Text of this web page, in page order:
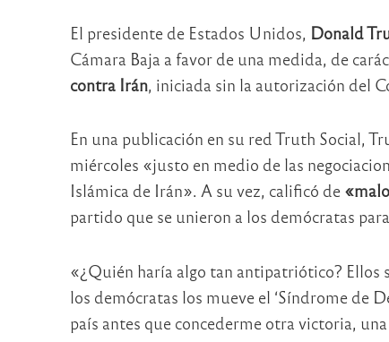
El presidente de Estados Unidos, Donald
Cámara Baja a favor de una medida, de
contra Irán, iniciada sin la autorización del
En una publicación en su red Truth Social,
miércoles «justo en medio de las
Islámica de Irán». A su vez, calificó de
partido que se unieron a los demócratas
«¿Quién haría algo tan antipatriótico? Ellos
los demócratas los mueve el ‘Síndrome de
país antes que concederme otra victoria,